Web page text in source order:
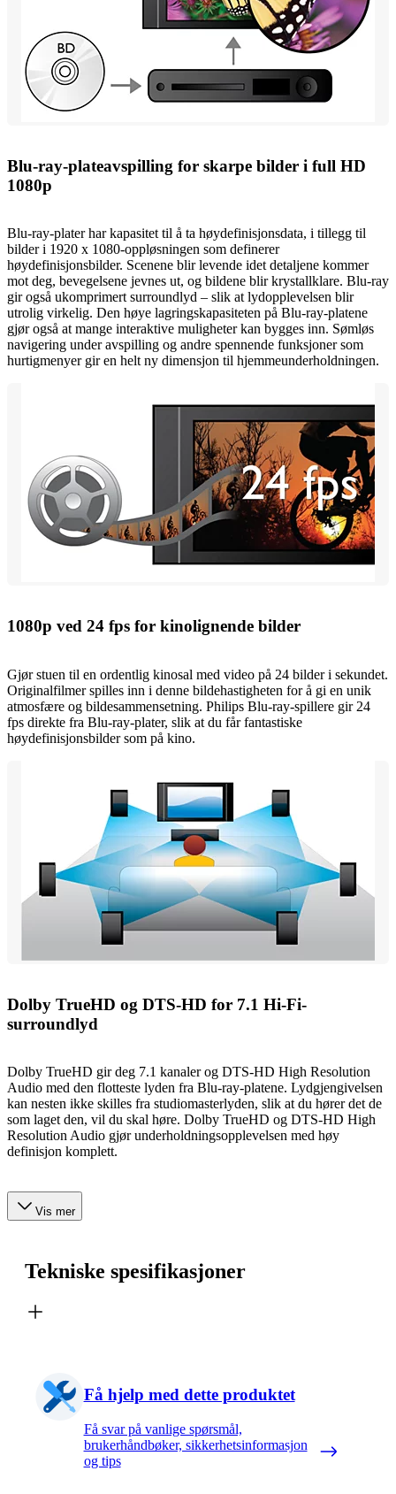
Blu-ray-plateavspilling for skarpe bilder i full HD
1080p
Blu-ray-plater har kapasitet til å ta høydefinisjonsdata, i tillegg til
bilder i 1920 x 1080-oppløsningen som definerer
høydefinisjonsbilder. Scenene blir levende idet detaljene kommer
mot deg, bevegelsene jevnes ut, og bildene blir krystallklare. Blu-ray
gir også ukomprimert surroundlyd – slik at lydopplevelsen blir
utrolig virkelig. Den høye lagringskapasiteten på Blu-ray-platene
gjør også at mange interaktive muligheter kan bygges inn. Sømløs
navigering under avspilling og andre spennende funksjoner som
hurtigmenyer gir en helt ny dimensjon til hjemmeunderholdningen.
1080p ved 24 fps for kinolignende bilder
Gjør stuen til en ordentlig kinosal med video på 24 bilder i sekundet.
Originalfilmer spilles inn i denne bildehastigheten for å gi en unik
atmosfære og bildesammensetning. Philips Blu-ray-spillere gir 24
fps direkte fra Blu-ray-plater, slik at du får fantastiske
høydefinisjonsbilder som på kino.
Dolby TrueHD og DTS-HD for 7.1 Hi-Fi-
surroundlyd
Dolby TrueHD gir deg 7.1 kanaler og DTS-HD High Resolution
Audio med den flotteste lyden fra Blu-ray-platene. Lydgjengivelsen
kan nesten ikke skilles fra studiomasterlyden, slik at du hører det de
som laget den, vil du skal høre. Dolby TrueHD og DTS-HD High
Resolution Audio gjør underholdningsopplevelsen med høy
definisjon komplett.
Vis mer
Tekniske spesifikasjoner
Få hjelp med dette produktet
Få svar på vanlige spørsmål,
brukerhåndbøker, sikkerhetsinformasjon
og tips